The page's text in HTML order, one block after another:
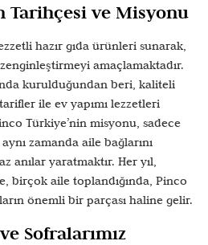
Tarihçesi ve Misyonu
hazır gıda ürünleri sunarak,
amaçlamaktadır.
kurulduğundan beri, kaliteli
ile ev yapımı lezzetleri
Türkiye’nin misyonu, sadece
zamanda aile bağlarını
anılar yaratmaktır. Her yıl,
birçok aile toplandığında, Pinco
önemli bir parçası haline gelir.
Sofralarımız